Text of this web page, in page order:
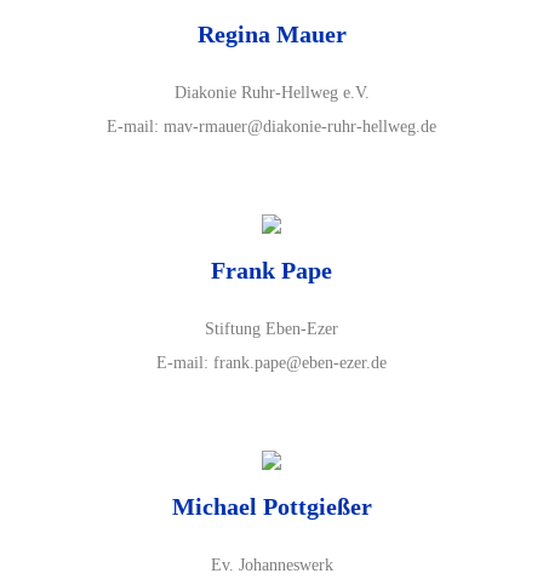
Regina Mauer
Diakonie Ruhr-Hellweg e.V.
E-mail: mav-rmauer@diakonie-ruhr-hellweg.de
Frank Pape
Stiftung Eben-Ezer
E-mail: frank.pape@eben-ezer.de
Michael Pottgießer
Ev. Johanneswerk